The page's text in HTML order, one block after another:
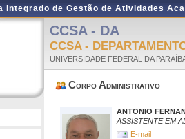
Integrado de Gestão de Atividades
CCSA - DA
CCSA -
UNIVERSIDADE FEDERAL DA
Corpo Administrativo
ANTONIO
ASSISTENTE EM
E-mail